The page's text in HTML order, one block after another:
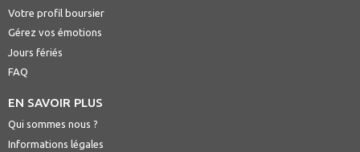
Votre profil boursier
Gérez vos émotions
Jours fériés
FAQ
EN SAVOIR PLUS
Qui sommes nous ?
Informations légales